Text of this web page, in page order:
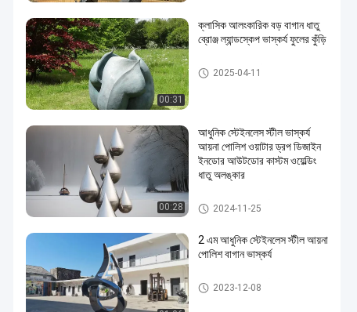
00:31
ক্লাসিক আলংকারিক বড় বাগান ধাতু
ব্রোঞ্জ ল্যান্ডস্কেপ ভাস্কর্য ফুলের কুঁড়ি
খালেদা মেটাল ভাস্কর্য
2025-04-11
00:28
আধুনিক স্টেইনলেস স্টীল ভাস্কর্য
আয়না পোলিশ ওয়াটার ড্রপ ডিজাইন
ইনডোর আউটডোর কাস্টম ওয়েল্ডিং
ধাতু অলঙ্কার
স্টেইনলেস স্টীল ভাস্কর্য
2024-11-25
2 এম আধুনিক স্টেইনলেস স্টীল আয়না
পোলিশ বাগান ভাস্কর্য
স্টেইনলেস স্টীল ভাস্কর্য
2023-12-08